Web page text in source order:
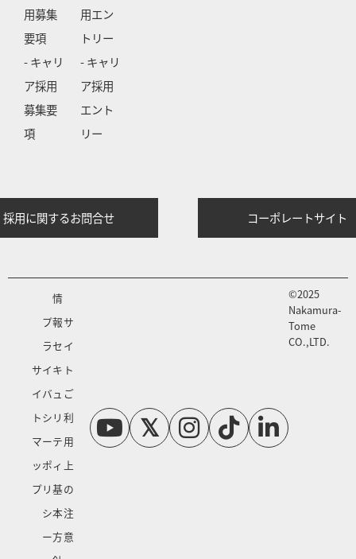
用募集
要項
- キャリ
ア採用
募集要
項
用エン
トリー
- キャリ
ア採用
エント
リー
採用に関するお問合せ コーポレートサイト
サ
イ
ト
マ
ッ
プ
プ
ラ
イ
バ
シ
ー
ポ
リ
シ
ー
情
報
セ
キ
ュ
リ
テ
ィ
基
本
方
サ
イ
ト
ご
利
用
上
の
注
意
©2025
Nakamura-
Tome
CO.,LTD.